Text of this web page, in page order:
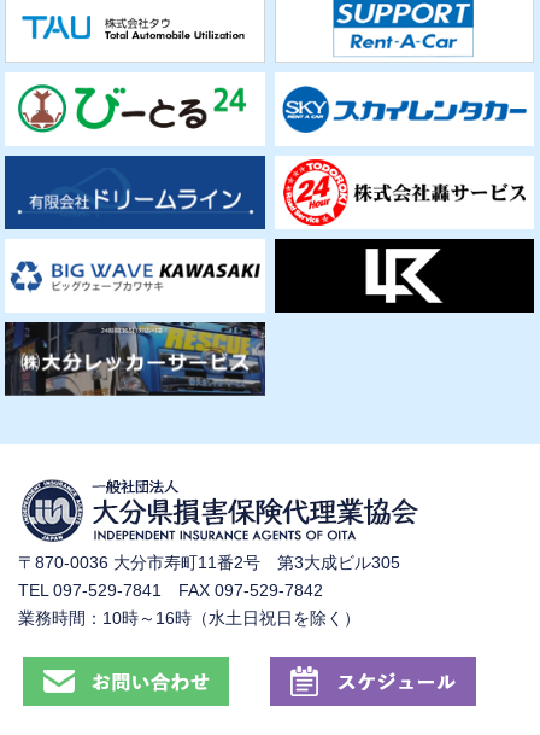
〒870-0036 大分市寿町11番2号 第3大成ビル305
TEL 097-529-7841 FAX 097-529-7842
業務時間：10時～16時（水土日祝日を除く）